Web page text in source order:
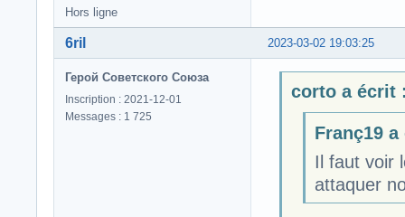
Hors ligne
2023-03-02 19:03:25
6ril
Герой Советского Союза
Inscription : 2021-12-01
Messages : 1 725
corto a écrit
Franç19
Il faut voir
attaquer